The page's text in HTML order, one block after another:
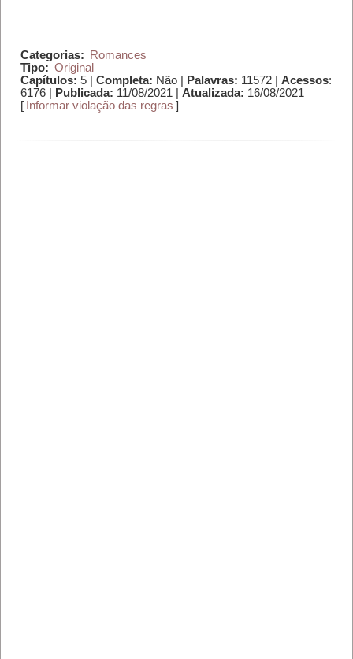
Categorias: Romances
Tipo: Original
Capítulos: 5 | Completa: Não | Palavras: 11572 | Acessos:
6176 | Publicada: 11/08/2021 | Atualizada: 16/08/2021
[ Informar violação das regras ]